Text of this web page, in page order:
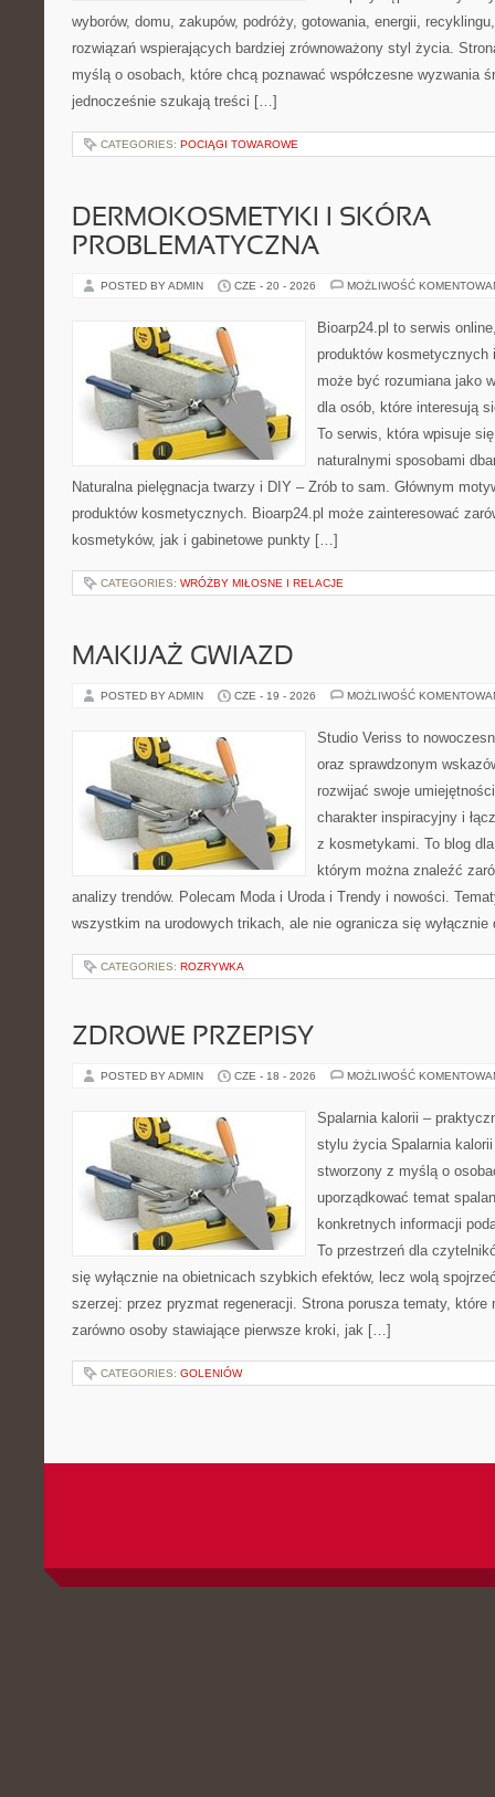
wyborów, domu, zakupów, podróży, gotowania, energii,
rozwiązań wspierających bardziej zrównoważony styl życia.
myślą o osobach, które chcą poznawać współczesne wyzwania
jednocześnie szukają treści […]
CATEGORIES: POCIĄGI TOWAROWE
DERMOKOSMETYKI I SKÓRA
PROBLEMATYCZNA
POSTED BY ADMIN CZE - 20 - 2026 MOŻLIWOŚĆ
Bioarp24.pl to serwis
produktów kosmetycznych
może być rozumiana jako
dla osób, które interesują
To serwis, która wpisuje
naturalnymi sposobami
Naturalna pielęgnacja twarzy i DIY – Zrób to sam. Głównym
produktów kosmetycznych. Bioarp24.pl może zainteresować
kosmetyków, jak i gabinetowe punkty […]
CATEGORIES: WRÓŻBY MIŁOSNE I RELACJE
MAKIJAŻ GWIAZD
POSTED BY ADMIN CZE - 19 - 2026 MOŻLIWOŚĆ
Studio Veriss to
oraz sprawdzonym
rozwijać swoje
charakter inspiracyjny i
z kosmetykami. To blog
którym można znaleźć
analizy trendów. Polecam Moda i Uroda i Trendy i nowości.
wszystkim na urodowych trikach, ale nie ogranicza się
CATEGORIES: ROZRYWKA
ZDROWE PRZEPISY
POSTED BY ADMIN CZE - 18 - 2026 MOŻLIWOŚĆ
Spalarnia kalorii –
stylu życia Spalarnia
stworzony z myślą o
uporządkować temat
konkretnych informacji
To przestrzeń dla
się wyłącznie na obietnicach szybkich efektów, lecz wolą
szerzej: przez pryzmat regeneracji. Strona porusza tematy, które
zarówno osoby stawiające pierwsze kroki, jak […]
CATEGORIES: GOLENIÓW